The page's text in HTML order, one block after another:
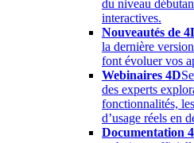
du niveau
interactives.
Nouveautés de
la dernière
font évoluer vos
Webinaires 4D
des experts
fonctionnalités,
d’usage réels en
Documentation